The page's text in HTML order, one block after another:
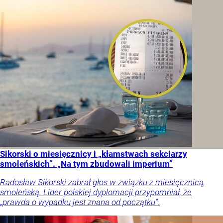
Sikorski o miesięcznicy i „kłamstwach sekciarzy
smoleńskich”. „Na tym zbudowali imperium”
Radosław Sikorski zabrał głos w związku z miesięcznicą
smoleńską. Lider polskiej dyplomacji przypomniał, że
„prawda o wypadku jest znana od początku”.